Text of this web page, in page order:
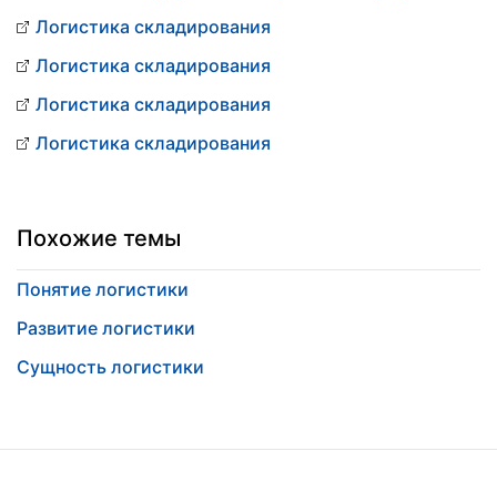
Логистика складирования
Логистика складирования
Логистика складирования
Логистика складирования
Похожие темы
Понятие логистики
Развитие логистики
Сущность логистики